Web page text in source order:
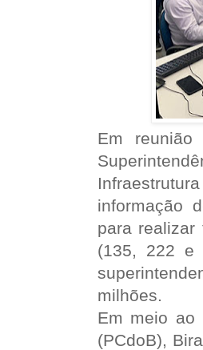
Em
informação
para
(135, 222 e
milhões.
Em meio ao
(PCdoB),